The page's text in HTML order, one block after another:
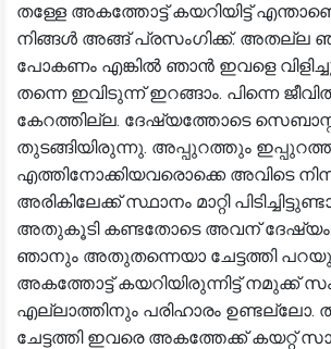
തള്ളേ അകത്തോട്ട് കയറിയിട്ട്
നിങ്ങൾ അങ്ങ് പ്രസംഗിക്ക്. അതല്ല
പോകണം എങ്കിൽ ഞാൻ ഇവളെ
തന്നെ ഇവിടുന്ന് ഇറങ്ങാം. പിന്നെ
കേറത്തില്ല. ദേഷ്യത്തോടെ
തുടങ്ങിയിരുന്നു. അപ്പുറത്തും
എത്തിനോക്കിയവരൊക്കെ അവിടെ
അരികിലേക്ക് സ്ഥാനം മാറ്റി
അതുകൂടി കണ്ടതോടെ അവന് ദേഷ്യം
ഞാനും അതുതന്നെയാ ചേട്ടത്തി
അകത്തോട്ട് കയറിയിരുന്നിട്ട് നമുക്ക്
എല്ലാത്തിനും പരിഹാരം ഉണ്ടല്ലോ.
ചേട്ടത്തി ഇവരെ അകത്തേക്ക് കയറ്റ്